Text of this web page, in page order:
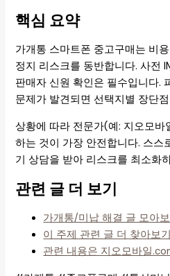
핵심 요약
가개통 스마트폰 중고구매는 비
정지 리스크를 동반합니다. 사전
판매자 신원 확인은 필수입니다.
문제가 발견되면 선택지별 장단
상황에 따라 전문가(예: 지오모
하는 것이 가장 안전합니다. 스스
기 상담을 받아 리스크를 최소화
관련 글 더 보기
가개통/미납 해결 글 모아보
이 주제 관련 글 더 찾아보기
관련 내용은 지오모바일